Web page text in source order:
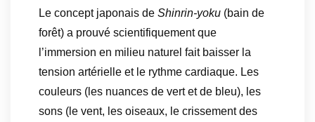
Le concept japonais de Shinrin-yoku (bain de
forêt) a prouvé scientifiquement que
l’immersion en milieu naturel fait baisser la
tension artérielle et le rythme cardiaque. Les
couleurs (les nuances de vert et de bleu), les
sons (le vent, les oiseaux, le crissement des